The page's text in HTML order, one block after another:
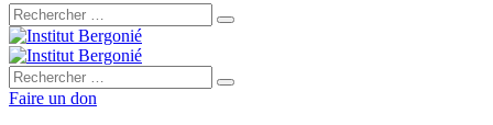
Rechercher :
Rechercher :
Faire un don